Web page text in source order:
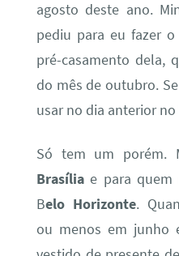
agosto deste ano.
pediu para eu fazer
pré-casamento dela,
do mês de outubro.
usar no dia anterior
Só tem um porém.
Brasíliae para quem
Belo Horizonte.
ou menos em junho